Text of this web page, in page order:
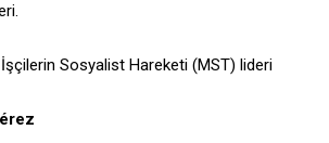
Sosyalist Hareketi (MST) lideri